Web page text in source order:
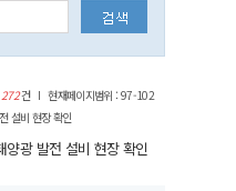
272건 현재페이지범위 : 97-102
양광 발전 설비 현장 확인